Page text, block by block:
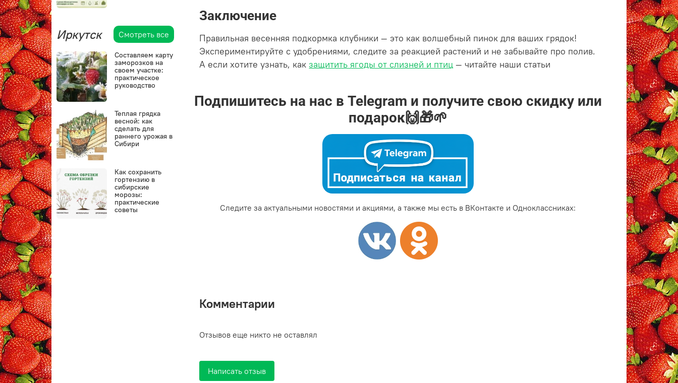
Заключение
Правильная весенняя подкормка клубники — это как волшебный пинок для ваших грядок!
Экспериментируйте с удобрениями, следите за реакцией растений и не забывайте про полив.
А если хотите узнать, какзащитить ягоды от слизней и птиц — читайте наши статьи
Подпишитесь на нас в Telegram и получите свою скидку или
подарок🙌🎁🌱
Следите за актуальными новостями и акциями, а также мы есть в ВКонтакте и Одноклассниках:
Комментарии
Отзывов еще никто не оставлял
Написать отзыв
Иркутск Смотреть все
Составляем карту
заморозков на
своем участке:
практическое
руководство
Теплая грядка
весной: как
сделать для
раннего урожая в
Сибири
Как сохранить
гортензию в
сибирские
морозы:
практические
советы